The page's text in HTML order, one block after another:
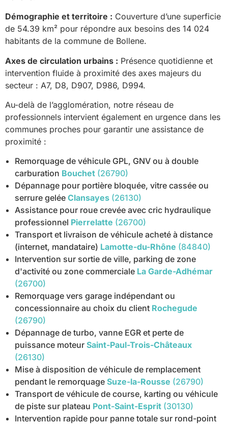
Démographie et territoire : Couverture d’une superficie
de 54.39 km² pour répondre aux besoins des 14 024
habitants de la commune de Bollene.
Axes de circulation urbains : Présence quotidienne et
intervention fluide à proximité des axes majeurs du
secteur : A7, D8, D907, D986, D994.
Au-delà de l’agglomération, notre réseau de
professionnels intervient également en urgence dans les
communes proches pour garantir une assistance de
proximité :
Remorquage de véhicule GPL, GNV ou à double
carburation Bouchet (26790)
Dépannage pour portière bloquée, vitre cassée ou
serrure gelée Clansayes (26130)
Assistance pour roue crevée avec cric hydraulique
professionnel Pierrelatte (26700)
Transport et livraison de véhicule acheté à distance
(internet, mandataire) Lamotte-du-Rhône (84840)
Intervention sur sortie de ville, parking de zone
d'activité ou zone commerciale La Garde-Adhémar
(26700)
Remorquage vers garage indépendant ou
concessionnaire au choix du client Rochegude
(26790)
Dépannage de turbo, vanne EGR et perte de
puissance moteur Saint-Paul-Trois-Châteaux
(26130)
Mise à disposition de véhicule de remplacement
pendant le remorquage Suze-la-Rousse (26790)
Transport de véhicule de course, karting ou véhicule
de piste sur plateau Pont-Saint-Esprit (30130)
Intervention rapide pour panne totale sur rond-point